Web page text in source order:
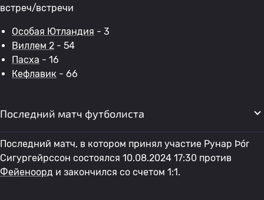
встреч/встречи
Особая Ютландия - 3
Виллем 2 - 54
Пасха - 16
Кефлавик - 66
Последний матч футболиста
Последний матч, в котором принял участие Рунар Þór
Сигургейрссон состоялся 10.08.2024 17:30 против
Фейеноорд и закончился со счетом 1:1.